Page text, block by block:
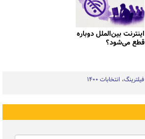
اینترنت بین‌الملل دوباره
قطع می‌شود؟
فیلترینگ انتخابات ۱۴۰۰